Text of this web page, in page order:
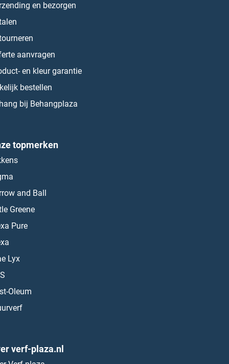
en bezorgen
aanvragen
en kleur garantie
bestellen
bij Behangplaza
topmerken
and Ball
Greene
Pure
Lyx
Oleum
verf-plaza.nl